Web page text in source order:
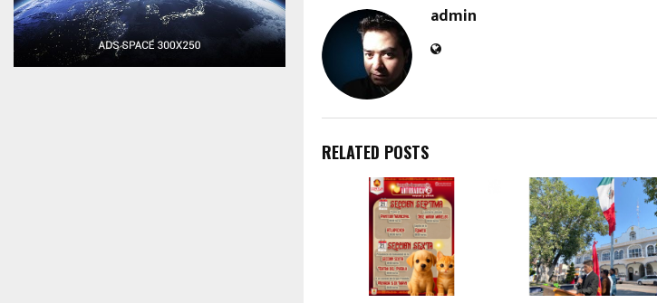
admin
RELATED POSTS